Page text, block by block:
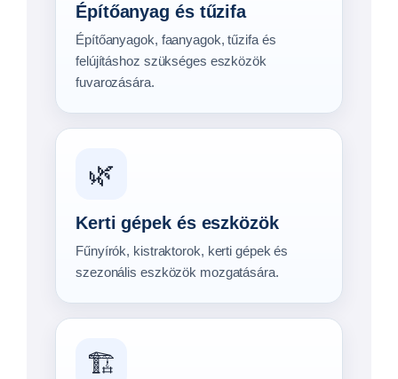
Építőanyag és tűzifa
Építőanyagok, faanyagok, tűzifa és
felújításhoz szükséges eszközök
fuvarozására.
🌿
Kerti gépek és eszközök
Fűnyírók, kistraktorok, kerti gépek és
szezonális eszközök mozgatására.
🏗️